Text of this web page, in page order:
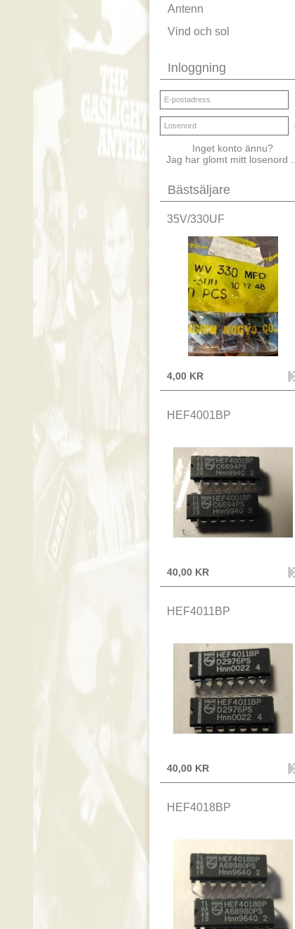
Antenn
Vind och sol
Inloggning
Inget konto ännu?
Jag har glomt mitt losenord ...
Bästsäljare
35V/330UF
4,00 KR
HEF4001BP
40,00 KR
HEF4011BP
40,00 KR
HEF4018BP